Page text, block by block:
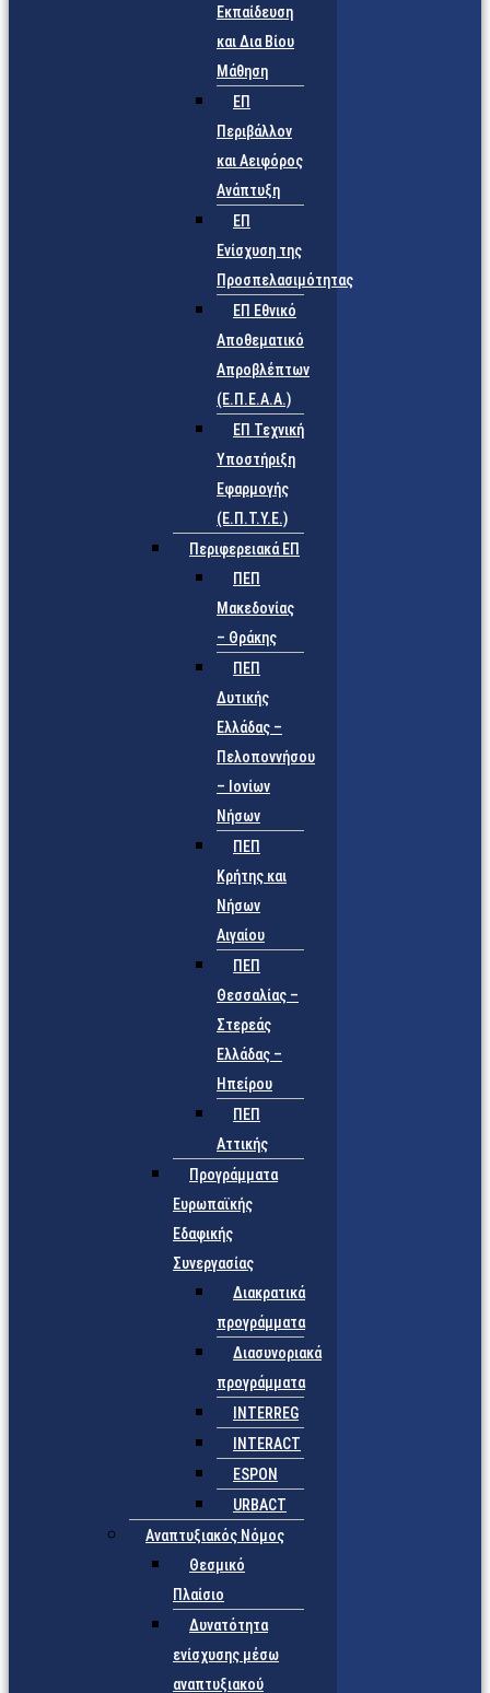
Εκπαίδευση
και Δια Βίου
Μάθηση
ΕΠ
Περιβάλλον
και Αειφόρος
Ανάπτυξη
ΕΠ
Ενίσχυση της
Προσπελασιμότητας
ΕΠ Εθνικό
Αποθεματικό
Απροβλέπτων
(Ε.Π.Ε.Α.Α.)
ΕΠ Τεχνική
Υποστήριξη
Εφαρμογής
(Ε.Π.Τ.Υ.Ε.)
Περιφερειακά ΕΠ
ΠΕΠ
Μακεδονίας
– Θράκης
ΠΕΠ
Δυτικής
Ελλάδας –
Πελοποννήσου
– Ιονίων
Νήσων
ΠΕΠ
Κρήτης και
Νήσων
Αιγαίου
ΠΕΠ
Θεσσαλίας –
Στερεάς
Ελλάδας –
Ηπείρου
ΠΕΠ
Αττικής
Προγράμματα
Ευρωπαϊκής
Εδαφικής
Συνεργασίας
Διακρατικά
προγράμματα
Διασυνοριακά
προγράμματα
INTERREG
INTERACT
ESPON
URBACT
Αναπτυξιακός Νόμος
Θεσμικό
Πλαίσιο
Δυνατότητα
ενίσχυσης μέσω
αναπτυξιακού